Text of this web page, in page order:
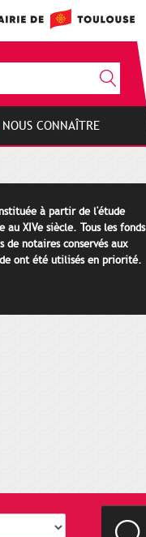
NOUS CONNAÎTRE
à partir de l'étude
au XIVe siècle. Tous les fonds
de notaires conservés aux
ont été utilisés en priorité.